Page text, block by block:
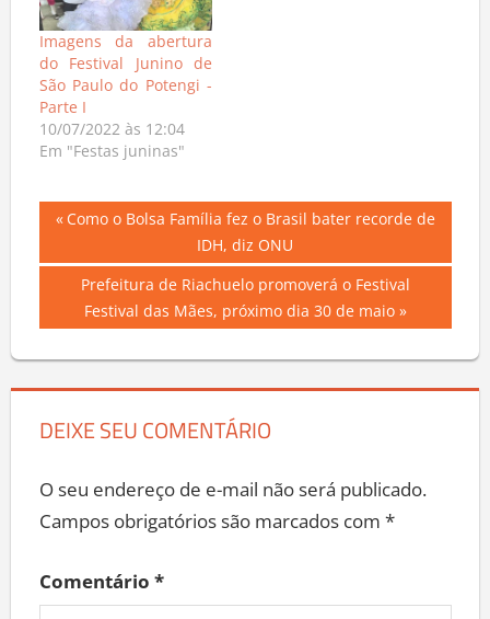
Imagens da abertura
do Festival Junino de
São Paulo do Potengi -
Parte I
10/07/2022 às 12:04
Em "Festas juninas"
Navegação
de
Post
Previous
Como o Bolsa Família fez o Brasil bater recorde de
IDH, diz ONU
Next
Post:
Prefeitura de Riachuelo promoverá o Festival
Festival das Mães, próximo dia 30 de maio
DEIXE SEU COMENTÁRIO
O seu endereço de e-mail não será publicado.
Campos obrigatórios são marcados com *
Comentário *